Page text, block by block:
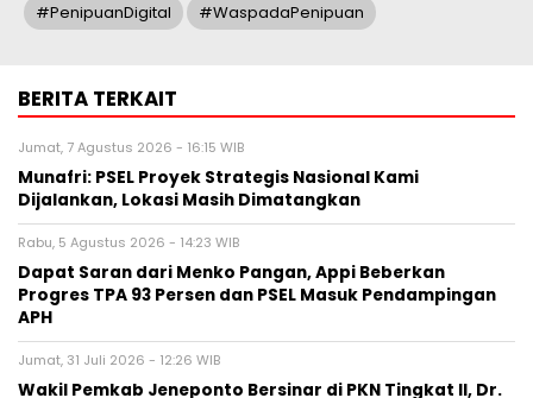
#PenipuanDigital #WaspadaPenipuan
BERITA TERKAIT
Jumat, 7 Agustus 2026 - 16:15 WIB
Munafri: PSEL Proyek Strategis Nasional Kami
Dijalankan, Lokasi Masih Dimatangkan
Rabu, 5 Agustus 2026 - 14:23 WIB
Dapat Saran dari Menko Pangan, Appi Beberkan
Progres TPA 93 Persen dan PSEL Masuk Pendampingan
APH
Jumat, 31 Juli 2026 - 12:26 WIB
Wakil Pemkab Jeneponto Bersinar di PKN Tingkat II, Dr.